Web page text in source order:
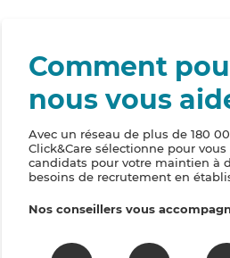
Comment
nous vous
Avec un réseau de plus de 180
Click&Care sélectionne pour
candidats pour votre maintien à
besoins de recrutement en
Nos conseillers vous